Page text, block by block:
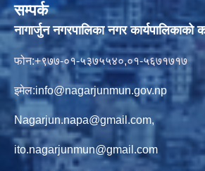
सम्पर्क
नागार्जुन नगरपालिका नगर
फोन:+९७७-०१-५३७५५४०,०१-५६७१७१७
इमेल:info@nagarjunmun.gov.np
Nagarjun.napa@gmail.com,
ito.nagarjunmun@gmail.com